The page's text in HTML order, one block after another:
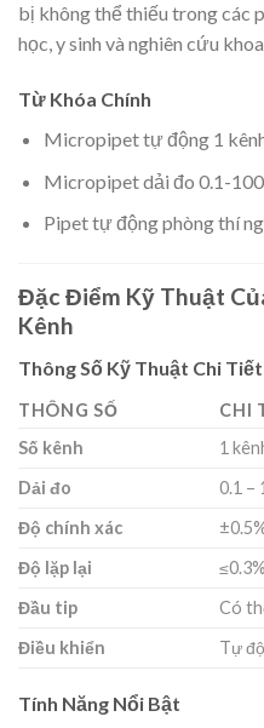
bị không thể thiếu trong các
học, y sinh và nghiên cứu
Từ Khóa Chính
Micropipet tự động 1
Micropipet dải đo 0.1-
Pipet tự động phòng thí
Đặc Điểm Kỹ Thuật
Kênh
Thông Số Kỹ Thuật Chi Tiết
THÔNG SỐ
CHI
Số kênh
1
Dải đo
0.1 –
Độ chính xác
Độ lặp lại
≤0.3%
Đầu tip
Có
Điều khiển
Tự
Tính Năng Nổi Bật